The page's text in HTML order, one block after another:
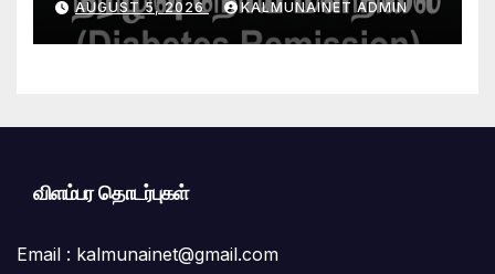
கிளினிக்” வெற்றிகரமாக ஆரம்பம்
AUGUST 5, 2026 KALMUNAINET ADMIN
விளம்பர தொடர்புகள்
Email : kalmunainet@gmail.com